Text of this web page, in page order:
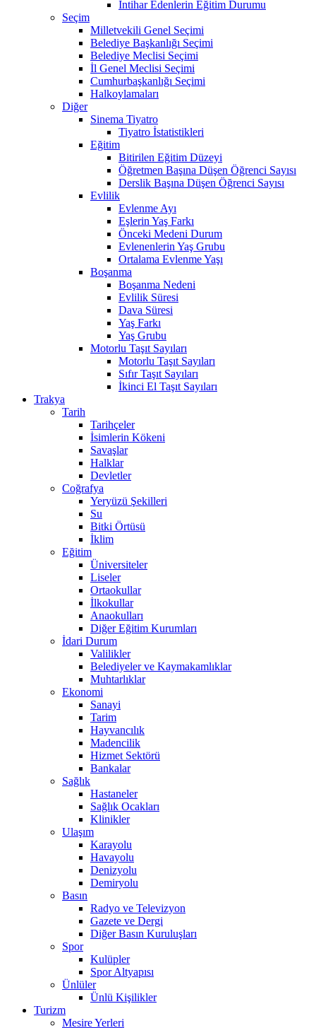
İntihar Edenlerin Eğitim Durumu
Seçim
Milletvekili Genel Seçimi
Belediye Başkanlığı Seçimi
Belediye Meclisi Seçimi
İl Genel Meclisi Seçimi
Cumhurbaşkanlığı Seçimi
Halkoylamaları
Diğer
Sinema Tiyatro
Tiyatro İstatistikleri
Eğitim
Bitirilen Eğitim Düzeyi
Öğretmen Başına Düşen Öğrenci Sayısı
Derslik Başına Düşen Öğrenci Sayısı
Evlilik
Evlenme Ayı
Eşlerin Yaş Farkı
Önceki Medeni Durum
Evlenenlerin Yaş Grubu
Ortalama Evlenme Yaşı
Boşanma
Boşanma Nedeni
Evlilik Süresi
Dava Süresi
Yaş Farkı
Yaş Grubu
Motorlu Taşıt Sayıları
Motorlu Taşıt Sayıları
Sıfır Taşıt Sayıları
İkinci El Taşıt Sayıları
Trakya
Tarih
Tarihçeler
İsimlerin Kökeni
Savaşlar
Halklar
Devletler
Coğrafya
Yeryüzü Şekilleri
Su
Bitki Örtüsü
İklim
Eğitim
Üniversiteler
Liseler
Ortaokullar
İlkokullar
Anaokulları
Diğer Eğitim Kurumları
İdari Durum
Valilikler
Belediyeler ve Kaymakamlıklar
Muhtarlıklar
Ekonomi
Sanayi
Tarim
Hayvancılık
Madencilik
Hizmet Sektörü
Bankalar
Sağlık
Hastaneler
Sağlık Ocakları
Klinikler
Ulaşım
Karayolu
Havayolu
Denizyolu
Demiryolu
Basın
Radyo ve Televizyon
Gazete ve Dergi
Diğer Basın Kuruluşları
Spor
Kulüpler
Spor Altyapısı
Ünlüler
Ünlü Kişilikler
Turizm
Mesire Yerleri